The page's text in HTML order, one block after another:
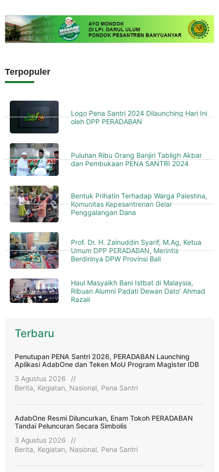
Terpopuler
Logo Pena Santri 2024 Dilaunching Hari Ini
oleh DPP PERADABAN
Puluhan Ribu Orang Banjiri Tabligh Akbar
dan Pembukaan PENA SANTRI 2024
Bentuk Prihatin Terhadap Warga Palestina,
Komunitas Kepesantrenan Gelar
Penggalangan Dana
Prof. Dr. H. Zainuddin Syarif, M.Ag, Ketua
Umum DPP PERADABAN, Merintis
Berdirinya DPW Provinsi Bali
Haul Masyaikh Bani Istbat di Malaysia,
Ribuan Alumni Padati Dewan Dato’ Ahmad
Razali
Terbaru
Penutupan PENA Santri 2026, PERADABAN Launching
Aplikasi AdabOne dan Teken MoU Program Magister IDB
3 Agustus 2026
//
Berita, Kegiatan, Nasional, Pena Santri
AdabOne Resmi Diluncurkan, Enam Tokoh PERADABAN
Tandai Peluncuran Secara Simbolis
3 Agustus 2026
//
Berita, Kegiatan, Nasional, Pena Santri